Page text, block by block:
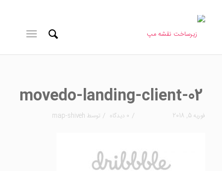
movedo-landing-client-02
فوریه 5, 2018 / 0 دیدگاه / توسط map-shiveh